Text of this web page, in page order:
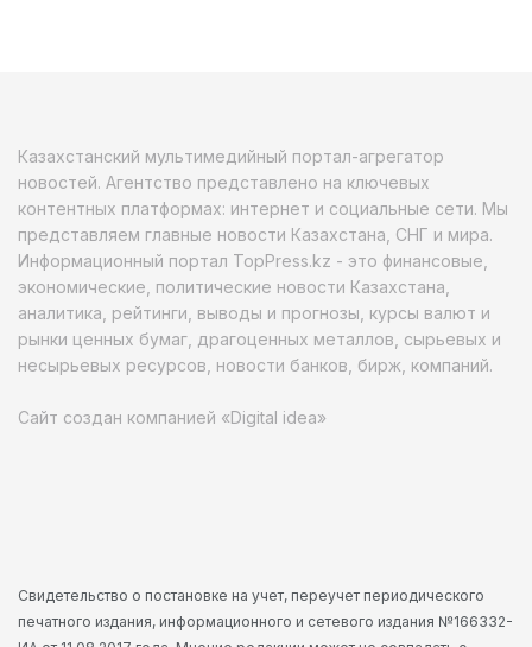
Казахстанский мультимедийный портал-агрегатор
новостей. Агентство представлено на ключевых
контентных платформах: интернет и социальные сети. Мы
представляем главные новости Казахстана, СНГ и мира.
Информационный портал TopPress.kz - это финансовые,
экономические, политические новости Казахстана,
аналитика, рейтинги, выводы и прогнозы, курсы валют и
рынки ценных бумаг, драгоценных металлов, сырьевых и
несырьевых ресурсов, новости банков, бирж, компаний.
Сайт создан компанией «Digital idea»
Свидетельство о постановке на учет, переучет периодического
печатного издания, информационного и сетевого издания №166332-